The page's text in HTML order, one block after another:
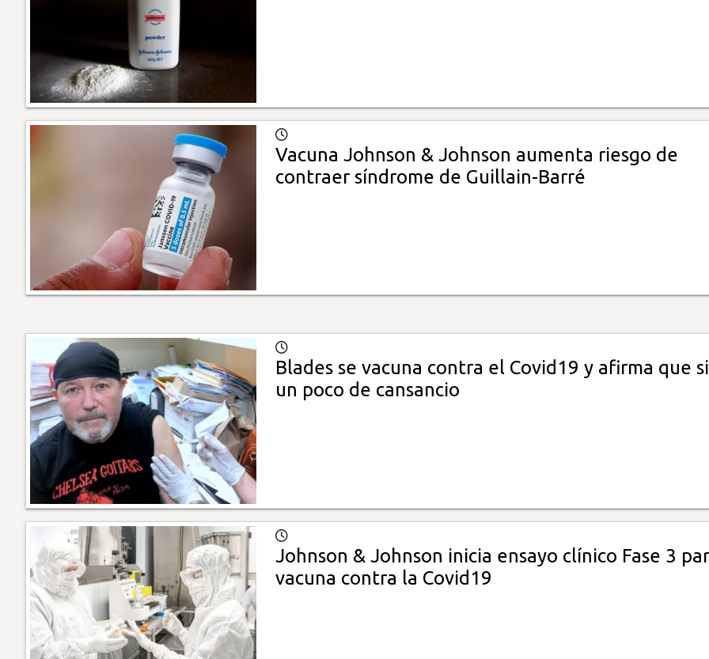
Vacuna Johnson & Johnson aumenta riesgo de
contraer síndrome de Guillain-Barré
Blades se vacuna contra el Covid19 y afirma que
un poco de cansancio
Johnson & Johnson inicia ensayo clínico Fase 3
vacuna contra la Covid19